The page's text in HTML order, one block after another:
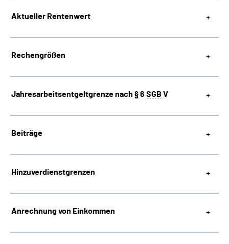
Inhalte in Gebärdensprache (DGS)
Aktueller Rentenwert
Rechengrößen
Jahresarbeitsentgeltgrenze nach §6 SGB V
Beiträge
Hinzuverdienstgrenzen
Anrechnung von Einkommen